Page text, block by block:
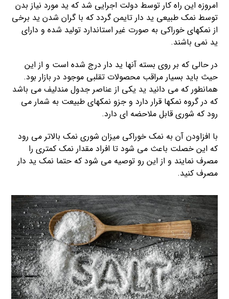
امروزه این راه کار توسط دولت اجرایی شد که ید مورد نیاز بدن
توسط نمک طبیعی ید دار تایمن گردد که با گران شدن ید برخی
از نمکهای خوراکی به صورت غیر استاندارد تولید شده و دارای
ید نمی باشند.
در حالی که بر روی بسته آنها ید دار درج شده است و از این
حیث باید بسیار مراقب محصولات تقلبی موجود در بازار بود.
همانطور که می دانید ید یکی از عناصر جدول مندلیف می باشد
که در گروه نمکها قرار دارد و جزو نمکهای طبیعت به شمار می
رود که شوری قابل ملاحضه ای دارد.
با افزاودن آن به نمک خوراکی میزان شوری نمک بالاتر می رود
که این خصلت باعث می شود تا افراد مقدار نمک کمتری را
مصرف نمایند و از این رو توصیه می شود که حتما نمک ید دار
مصرف کنید.